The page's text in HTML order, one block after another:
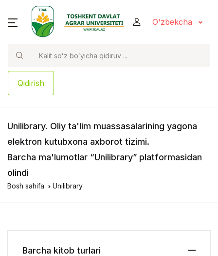
O'zbekcha
Qidirish
Unilibrary. Oliy ta'lim muassasalarining yagona
elektron kutubxona axborot tizimi.
Barcha ma'lumotlar “Unilibrary” platformasidan
olindi
Bosh sahifa Unilibrary
Barcha kitob turlari